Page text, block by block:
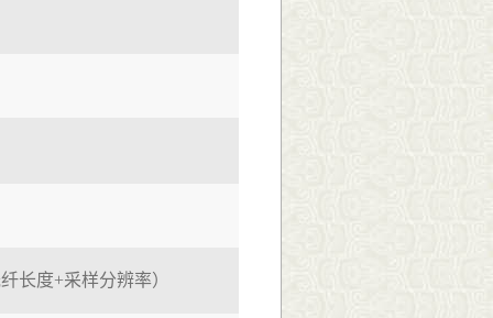
长度+采样分辨率）